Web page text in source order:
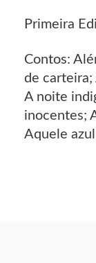
Primeira
Contos:
de carteira;
A noite
inocentes;
Aquele